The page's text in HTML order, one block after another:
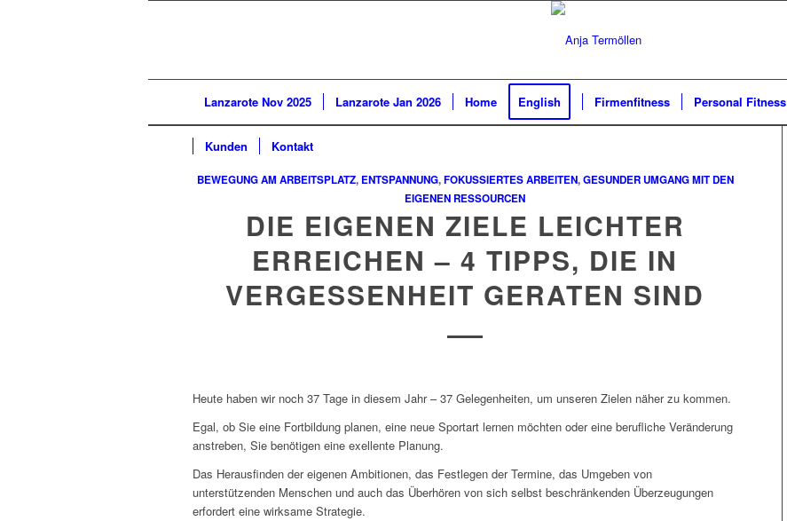
Lanzarote Nov 2025 Lanzarote Jan 2026 Home English Firmenfitness Personal Fitness
Kunden Kontakt
BEWEGUNG AM ARBEITSPLATZ, ENTSPANNUNG,FOKUSSIERTES ARBEITEN,GESUNDER UMGANG MIT DEN
EIGENEN RESSOURCEN
DIE EIGENEN ZIELE LEICHTER
ERREICHEN – 4 TIPPS, DIE IN
VERGESSENHEIT GERATEN SIND
Heute haben wir noch 37 Tage in diesem Jahr – 37 Gelegenheiten, um unseren Zielen näher zu kommen.
Egal, ob Sie eine Fortbildung planen, eine neue Sportart lernen möchten oder eine berufliche Veränderung
anstreben, Sie benötigen eine exellente Planung.
Das Herausfinden der eigenen Ambitionen, das Festlegen der Termine, das Umgeben von
unterstützenden Menschen und auch das Überhören von sich selbst beschränkenden Überzeugungen
erfordert eine wirksame Strategie.